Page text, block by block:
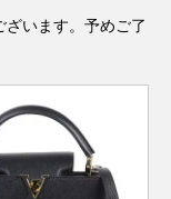
います。予めご了